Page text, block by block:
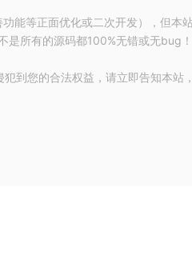
能等正面优化或二次开发），但本
是所有的源码都100%无错或无bug
到您的合法权益，请立即告知本站